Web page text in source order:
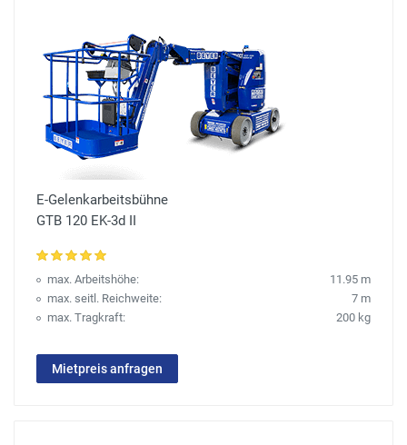
E-Gelenkarbeitsbühne
GTB 120 EK-3d II
max. Arbeitshöhe:
11.95 m
max. seitl. Reichweite:
7 m
max. Tragkraft:
200 kg
Mietpreis anfragen